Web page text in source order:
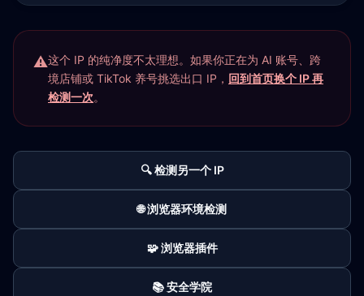
这个 IP 的纯净度不太理想。如果你正在为 AI 账号、跨
境店铺或 TikTok 养号挑选出口 IP， 回到首页换个 IP 再
检测一次。
🔍 检测另一个 IP
🌐 浏览器环境检测
🧩 浏览器插件
📚 安全学院